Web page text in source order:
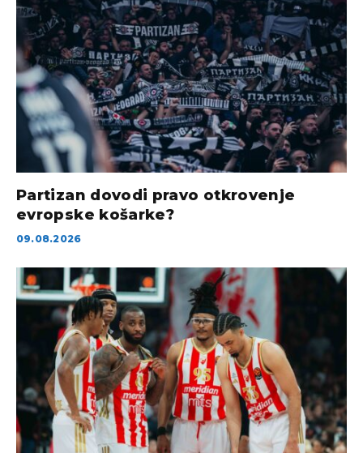
Partizan dovodi pravo otkrovenje
evropske košarke?
09.08.2026